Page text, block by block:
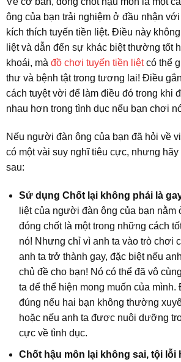
ông của bạn trải nghiệm ở đầu nhận
kích thích tuyến tiền liệt. Điều này
liệt và dẫn đến sự khác biệt thường tốt
khoái, mà đồ chơi tuyến tiền liệtcó thể
thư và bệnh tật trong tương lai! Điều
cách tuyệt vời để làm điều đó trong khi
nhau hơn trong tình dục nếu bạn chơi
Nếu người đàn ông của bạn đã hỏi về
có một vài suy nghĩ tiêu cực, nhưng
sau:
Sử dụng Chốt lại không phải là
liệt của người đàn ông của bạn nằm
đóng chốt là một trong những cách
nó! Nhưng chỉ vì anh ta vào trò chơi
anh ta trở thành gay, đặc biệt nếu
chủ đề cho bạn! Nó có thể đã vô
ta để thể hiện mong muốn của
đúng nếu hai bạn không thường
hoặc nếu anh ta được nuôi dưỡng
cực về tình dục.
Chốt hậu môn lại không sai, tội lỗi